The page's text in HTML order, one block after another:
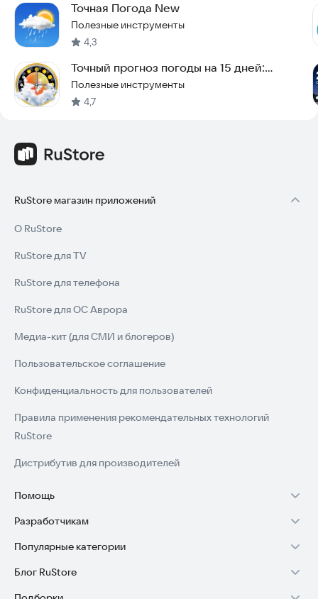
Точная Погода New
Полезные инструменты
4,3
Точный прогноз погоды на 15 дней:
eWeather HD
Полезные инструменты
4,7
RuStore магазин приложений
О RuStore
RuStore для TV
RuStore для телефона
RuStore для ОС Аврора
Медиа-кит (для СМИ и блогеров)
Пользовательское соглашение
Конфиденциальность для пользователей
Правила применения рекомендательных технологий
RuStore
Дистрибутив для производителей
Помощь
Установка RuStore на TV
Установка RuStore на телефон
Установка RuStore в машину
Разработчикам
Зарабатывать с RuStore
Стать разработчиком
Популярные категории
Игры для Android
Блог RuStore